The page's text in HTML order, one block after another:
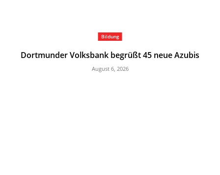
Bildung
Dortmunder Volksbank begrüßt 45 neue Azubis
August 6, 2026